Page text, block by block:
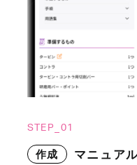
STEP_01
作成 マニュア